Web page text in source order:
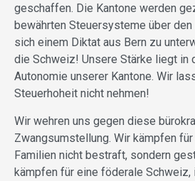
geschaffen. Die Kantone werden
bewährten Steuersysteme über
sich einem Diktat aus Bern zu
die Schweiz! Unsere Stärke liegt in
Autonomie unserer Kantone. Wir
Steuerhoheit nicht nehmen!
Wir wehren uns gegen diese
Zwangsumstellung. Wir kämpfen
Familien nicht bestraft, sondern
kämpfen für eine föderale Schweiz,